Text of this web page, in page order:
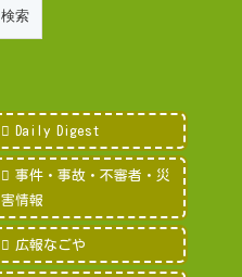
Daily Digest
事件・事故・不審者・災
害情報
広報なごや